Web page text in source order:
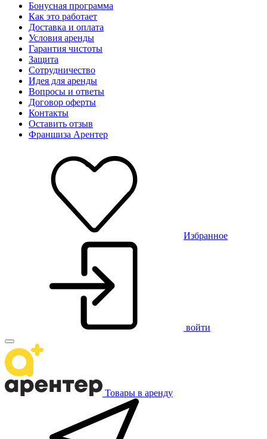
Бонусная программа
Как это работает
Доставка и оплата
Условия аренды
Гарантия чистоты
Защита
Сотрудничество
Идея для аренды
Вопросы и ответы
Договор оферты
Контакты
Оставить отзыв
Франшиза Арентер
Избранное
войти
Товары в аренду